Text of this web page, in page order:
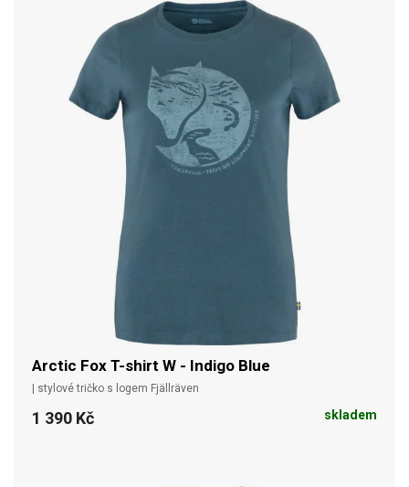
Arctic Fox T-shirt W - Indigo Blue
| stylové tričko s logem Fjällräven
1 390 Kč skladem